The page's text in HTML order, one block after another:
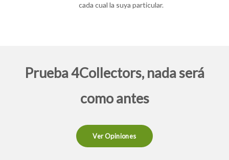
cada cual la suya particular.
Prueba 4Collectors, nada será
como antes
Ver Opiniones